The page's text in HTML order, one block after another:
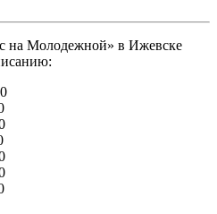
на Молодежной» в Ижевске